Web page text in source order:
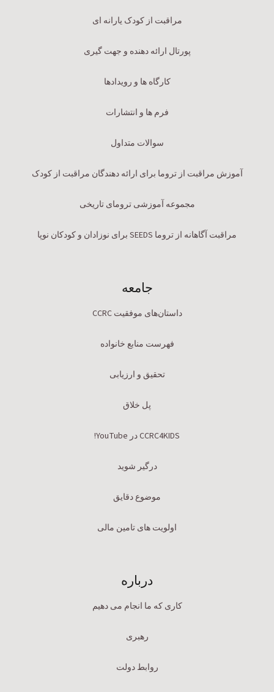
مراقبت از کودک یارانه ای
پورتال ارائه دهنده و جهت گیری
کارگاه ها و رویدادها
فرم ها و انتشارات
سوالات متداول
آموزش مراقبت از تروما برای ارائه دهندگان مراقبت از کودک
مجموعه آموزشی ترومای تاریخی
مراقبت آگاهانه از تروما SEEDS برای نوزادان و کودکان نوپا
جامعه
داستان‌های موفقیت CCRC
فهرست منابع خانواده
تحقیق و ارزیابی
پل خلاق
CCRC4KIDS در YouTube!
درگیر شوید
موضوع دقایق
اولویت های تامین مالی
درباره
کاری که ما انجام می دهیم
رهبری
روابط دولت